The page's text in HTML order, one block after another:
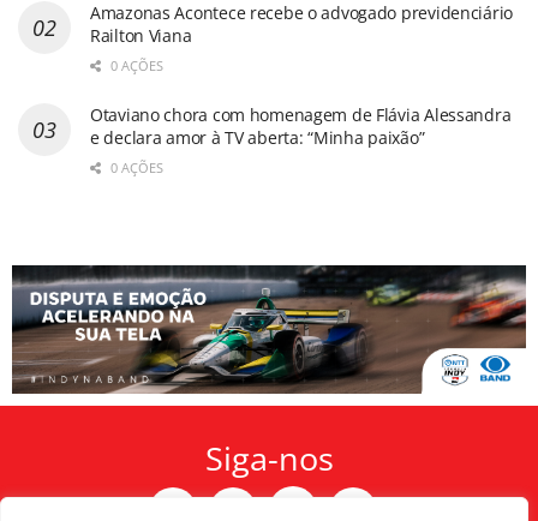
Amazonas Acontece recebe o advogado previdenciário
Railton Viana
0 AÇÕES
Otaviano chora com homenagem de Flávia Alessandra
e declara amor à TV aberta: “Minha paixão”
0 AÇÕES
Siga-nos